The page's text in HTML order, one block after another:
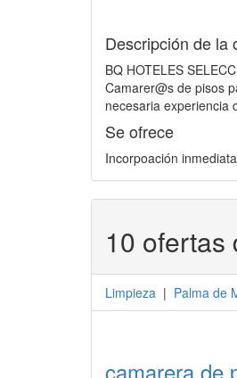
Descripción de la
BQ HOTELES
Camarer@s de pisos
necesaria experiencia
Se ofrece
Incorpoación inmediata
10 ofertas
Limpieza | Palma de
camarera de